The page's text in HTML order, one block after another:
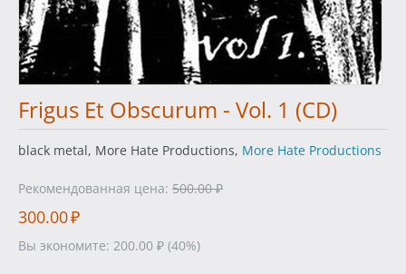
Frigus Et Obscurum - Vol. 1 (CD)
black metal, More Hate Productions, More Hate Productions
Рекомендованная цена: 500.00 ₽
300.00₽
Вы экономите: 200.00 ₽ (40%)